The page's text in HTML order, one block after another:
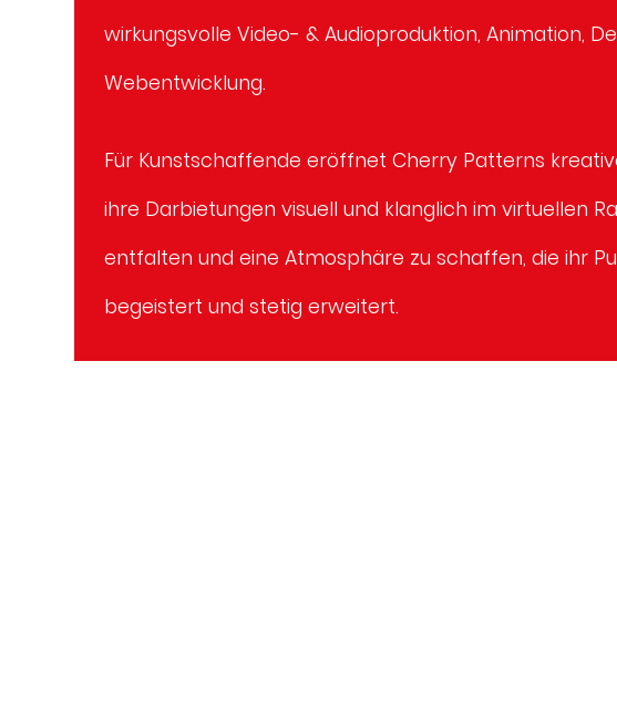
wirkungsvolle Video- & Audioproduktion, Animation,
Webentwicklung.
Für Kunstschaffende eröffnet Cherry Patterns
ihre Darbietungen visuell und klanglich im virtuellen
entfalten und eine Atmosphäre zu schaffen, die ihr
begeistert und stetig erweitert.